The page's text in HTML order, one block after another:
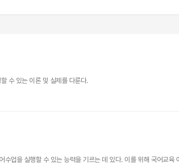
수 있는 이론 및 실제를 다룬다.
업을 실행할 수 있는 능력을 기르는 데 있다. 이를 위해 국어교육